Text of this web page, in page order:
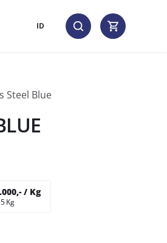
ID
Steel Blue
/ Kg
Kg